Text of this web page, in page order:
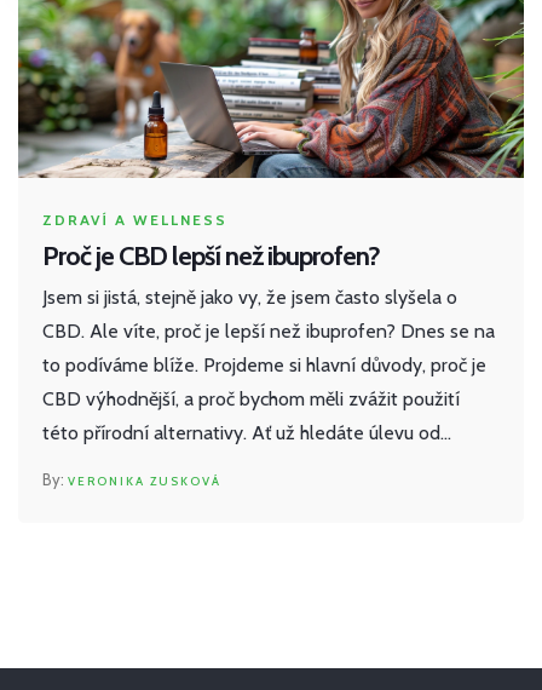
ZDRAVÍ A WELLNESS
Proč je CBD lepší než ibuprofen?
Jsem si jistá, stejně jako vy, že jsem často slyšela o
CBD. Ale víte, proč je lepší než ibuprofen? Dnes se na
to podíváme blíže. Projdeme si hlavní důvody, proč je
CBD výhodnější, a proč bychom měli zvážit použití
této přírodní alternativy. Ať už hledáte úlevu od
VERONIKA ZUSKOVÁ